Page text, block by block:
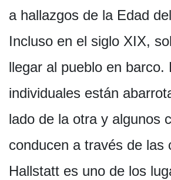
a hallazgos de la Edad
Incluso en el siglo XIX,
llegar al pueblo en barco.
individuales están
lado de la otra y algunos
conducen a través de las
Hallstatt es uno de los